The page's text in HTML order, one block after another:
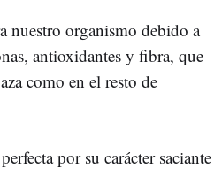
nuestro organismo debido a
antioxidantes y fibra, que
como en el resto de
por su carácter saciante